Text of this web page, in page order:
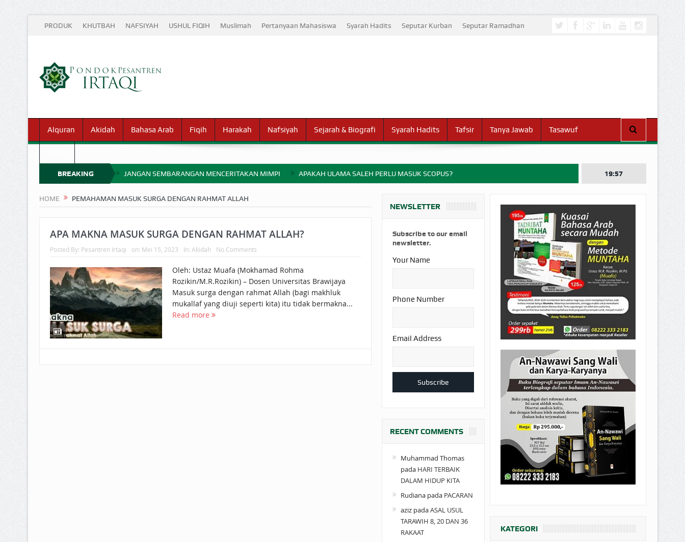
PRODUK KHUTBAH NAFSIYAH USHUL FIQIH Muslimah Pertanyaan Mahasiswa Syarah Hadits Seputar Kurban Seputar Ramadhan
Alquran Akidah Bahasa Arab Fiqih Harakah Nafsiyah Sejarah & Biografi Syarah Hadits Tafsir Tanya Jawab Tasawuf
BREAKING
NEWS
JANGAN SEMBARANGAN MENCERITAKAN MIMPI APAKAH ULAMA SALEH PERLU MASUK SCOPUS?
HAKIKAT NIKMAT DI DUNIA!
BAGAIMANA CARA MEMBAYAR ZAKAT UANG? UANG HARAM BISA MENJADI HALAL JIKA SEBAB KEPEMILIKANNYA BERUBAH
ISTIDLAL BATIL VS ISTIDLAL SYAR’I BAHASA CINTA KARENA ALLAH HUKUM MEMBAYAR ZAKAT DENGAN CARA MENGANGSUR
HUKUM MEMBAYAR ZAKAT KEPADA KERABAT SENDIRI
19:57
HOME PEMAHAMAN MASUK SURGA DENGAN RAHMAT ALLAH
APA MAKNA MASUK SURGA DENGAN RAHMAT ALLAH?
Posted By: Pesantren Irtaqi on: Mei 15, 2023 In: Akidah No Comments
Oleh: Ustaz Muafa (Mokhamad Rohma
Rozikin/M.R.Rozikin) – Dosen Universitas Brawijaya
Masuk surga dengan rahmat Allah (bagi makhluk
mukallaf yang diuji seperti kita) itu tidak bermakna...
Read more
NEWSLETTER
Subscribe to our email
newsletter.
Your Name
Phone Number
Email Address
RECENT COMMENTS
Muhammad Thomas
pada HARI TERBAIK
DALAM HIDUP KITA
Rudianapada PACARAN
azizpadaASAL USUL
TARAWIH 8, 20 DAN 36
RAKAAT
KATEGORI